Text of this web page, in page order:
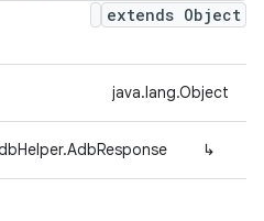
extends Object
java.lang.Object
↳